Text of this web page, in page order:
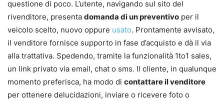
questione di poco. L’utente, navigando sul sito del
rivenditore, presenta domanda di un preventivo per il
veicolo scelto, nuovo oppure usato. Prontamente avvisato,
il venditore fornisce supporto in fase d’acquisto e dà il via
alla trattativa. Spedendo, tramite la funzionalità 1to1 sales,
un link privato via email, chat o sms. Il cliente, in qualunque
momento preferisca, ha modo di contattare il venditore
per ottenere delucidazioni, inviare o ricevere foto o